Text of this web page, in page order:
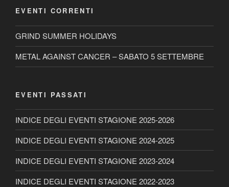
EVENTI CORRENTI
GRIND SUMMER HOLIDAYS
METAL AGAINST CANCER – SABATO 5 SETTEMBRE
EVENTI PASSATI
INDICE DEGLI EVENTI STAGIONE 2025-2026
INDICE DEGLI EVENTI STAGIONE 2024-2025
INDICE DEGLI EVENTI STAGIONE 2023-2024
INDICE DEGLI EVENTI STAGIONE 2022-2023